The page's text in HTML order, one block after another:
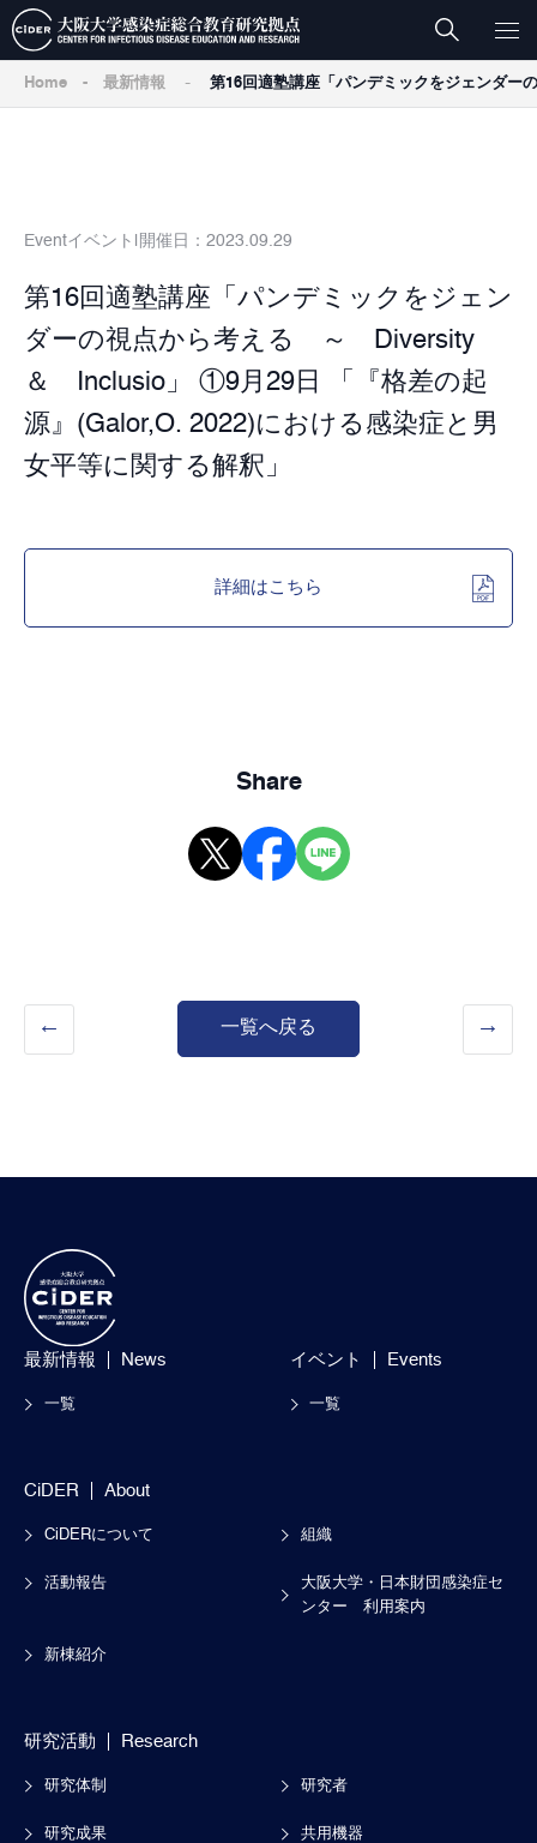
Home - 最新情報 - 第16回適塾講座「パンデミックをジェンダ
Eventイベント 開催日：2023.09.29
第16回適塾講座「パンデミックをジェン
ダーの視点から考える ～ Diversity
＆ Inclusio」 ①9月29日 「『格差の起
源』(Galor,O. 2022)における感染症と男
女平等に関する解釈」
詳細はこちら
Share
一覧へ戻る
最新情報 News
一覧
イベント Events
一覧
CiDER About
CiDERについて 組織
活動報告
大阪大学・日本財団感染症セ
ンター 利用案内
新棟紹介
研究活動 Research
研究体制 研究者
研究成果 共用機器